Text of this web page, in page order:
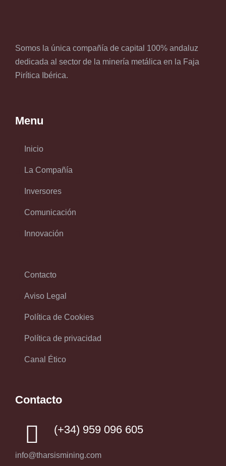
Somos la única compañía de capital 100% andaluz
dedicada al sector de la minería metálica en la Faja
Pirítica Ibérica.
Menu
Inicio
La Compañía
Inversores
Comunicación
Innovación
Contacto
Aviso Legal
Política de Cookies
Política de privacidad
Canal Ético
Contacto
(+34) 959 096 605
info@tharsismining.com